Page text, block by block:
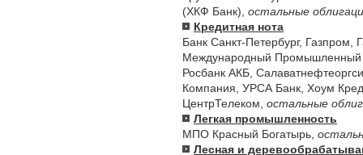
(ХКФ Банк) остальные
Кредитная нота
Банк Санкт-Петербург, Газпром
Международный Промышленный
Росбанк АКБ
Компания УРСА Банк Хоум
ЦентрТелеком остальные
Легкая промышленность
МПО Красный Богатырь
Лесная и